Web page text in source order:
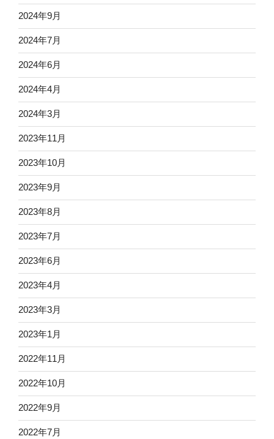
2024年9月
2024年7月
2024年6月
2024年4月
2024年3月
2023年11月
2023年10月
2023年9月
2023年8月
2023年7月
2023年6月
2023年4月
2023年3月
2023年1月
2022年11月
2022年10月
2022年9月
2022年7月